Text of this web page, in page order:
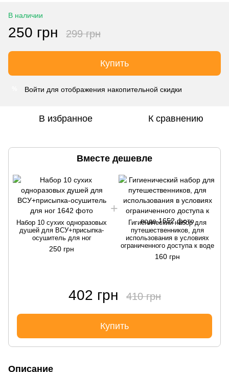
В наличии
250 грн 299 грн
Купить
Войти для отображения накопительной скидки
В избранное К сравнению
Вместе дешевле
Набор 10 сухих одноразовых
душей для ВСУ+присыпка-
осушитель для ног
250 грн
Гигиенический набор для
путешественников, для
использования в условиях
ограниченного доступа к воде
160 грн
402 грн 410 грн
Купить
Описание